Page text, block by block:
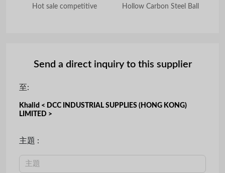
Hot sale competitive Hollow Carbon Steel Ball
Send a direct inquiry to this supplier
至:
Khalid < DCC INDUSTRIAL SUPPLIES (HONG KONG)
LIMITED >
主題 :